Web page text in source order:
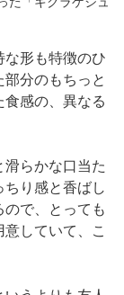
形も特徴のひ
分のもちっと
感の、異なる
らかな口当た
り感と香ばし
で、とっても
していて、こ